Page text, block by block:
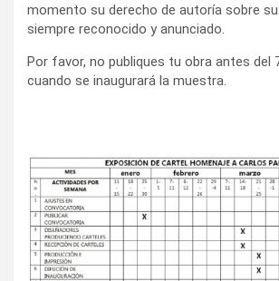
momento su derecho de autoría sobre
siempre reconocido y anunciado.
Por favor, no publiques tu obra antes del
cuando se inaugurará la muestra.